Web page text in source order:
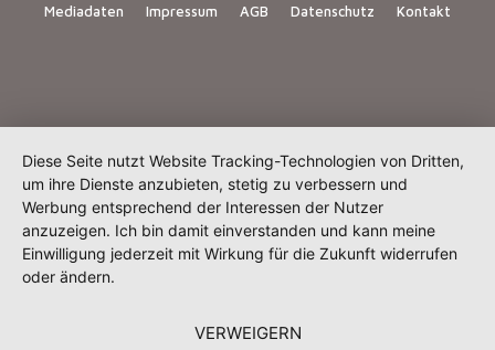
Mediadaten Impressum AGB Datenschutz Kontakt
Diese Seite nutzt Website Tracking-Technologien von Dritten,
um ihre Dienste anzubieten, stetig zu verbessern und
Werbung entsprechend der Interessen der Nutzer
anzuzeigen. Ich bin damit einverstanden und kann meine
Einwilligung jederzeit mit Wirkung für die Zukunft widerrufen
oder ändern.
VERWEIGERN